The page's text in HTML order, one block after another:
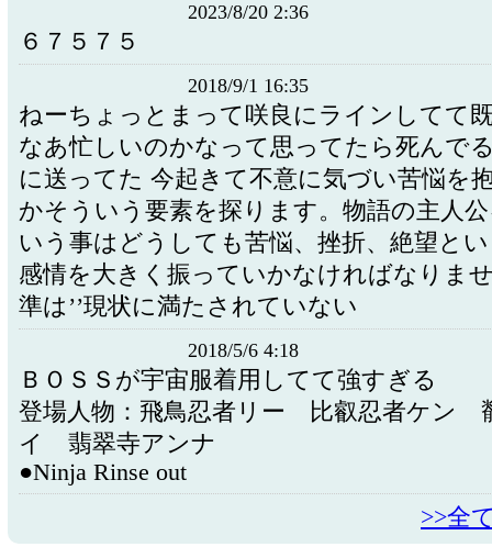
2023/8/20 2:36
６７５７５
2018/9/1 16:35
ねーちょっとまって咲良にラインしてて
なあ忙しいのかなって思ってたら死んで
に送ってた 今起きて不意に気づい苦悩を
かそういう要素を探ります。物語の主人
いう事はどうしても苦悩、挫折、絶望と
感情を大きく振っていかなければなりま
準は’’現状に満たされていない
2018/5/6 4:18
ＢＯＳＳが宇宙服着用してて強すぎる
登場人物：飛鳥忍者リー 比叡忍者ケン
イ 翡翠寺アンナ
●Ninja Rinse out
>>全